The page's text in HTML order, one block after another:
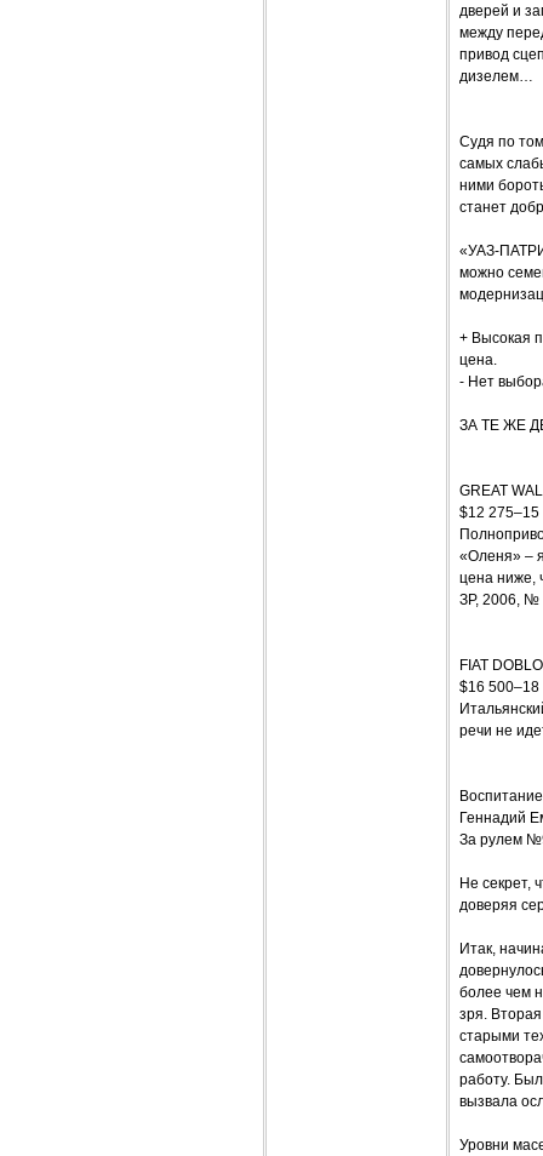
дверей и
между
привод
дизелем…
Судя по
самых
ними
станет
«УАЗ-
можно
+ Высокая
цена.
- Нет
ЗА ТЕ ЖЕ
GREAT
$12 275–15
«Оленя» –
цена ниже,
ЗР, 2006, №
FIAT DOBLO
$16 500–18
речи не
Геннадий
За рулем
Не секрет,
доверяя
Итак,
более чем
зря.
старыми
работу.
вызвала
Уровни